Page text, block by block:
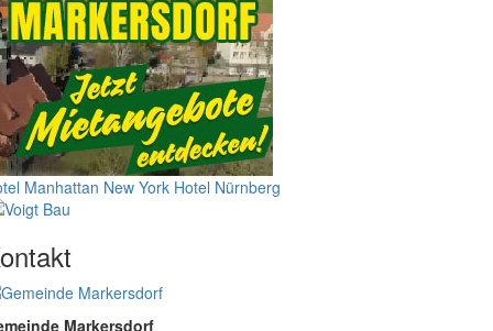
Manhattan New York Hotel Nürnberg
Markersdorf